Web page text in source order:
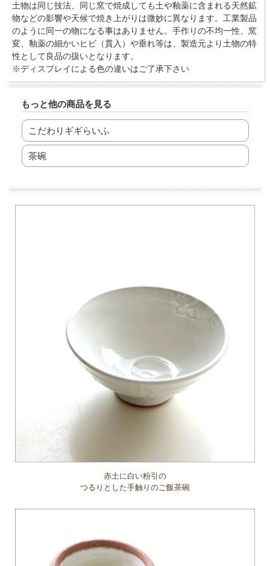
土物は同じ技法、同じ窯で焼成しても土や釉薬に含まれる天然鉱
物などの影響や天候で焼き上がりは微妙に異なります。工業製品
のように同一の物になる事はありません。手作りの不均一性、窯
変、釉薬の細かいヒビ（貫入）や垂れ等は、製造元より土物の特
性として良品の扱いとなります。
※ディスプレイによる色の違いはご了承下さい
もっと他の商品を見る
こだわりギギらいふ
茶碗
赤土に白い粉引の
つるりとした手触りのご飯茶碗